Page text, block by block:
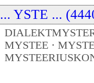
... YSTE ...
MYSTEE ·